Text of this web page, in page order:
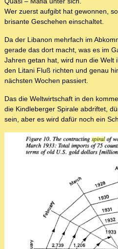
Wer zuerst aufgibt hat gewonnen,
brisante Geschehen einschaltet.
Da der Libanon mehrfach im
gerade das dort macht, was es im
Jahren getan hat, wird nun die Welt
den Litani Fluß richten und genau
nächsten Wochen passiert.
Das die Weltwirtschaft in den
die Kindleberger Spirale abdriftet,
sein, aber es wird dafür noch ein